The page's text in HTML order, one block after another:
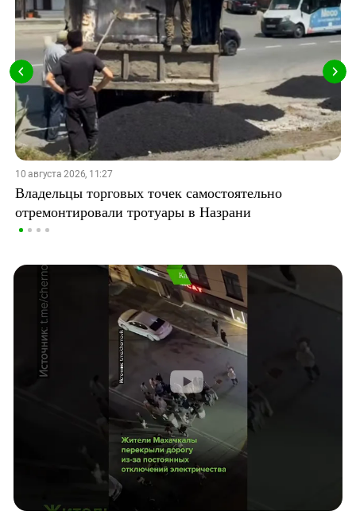
10 августа 2026, 11:27
Владельцы торговых точек самостоятельно
отремонтировали тротуары в Назрани